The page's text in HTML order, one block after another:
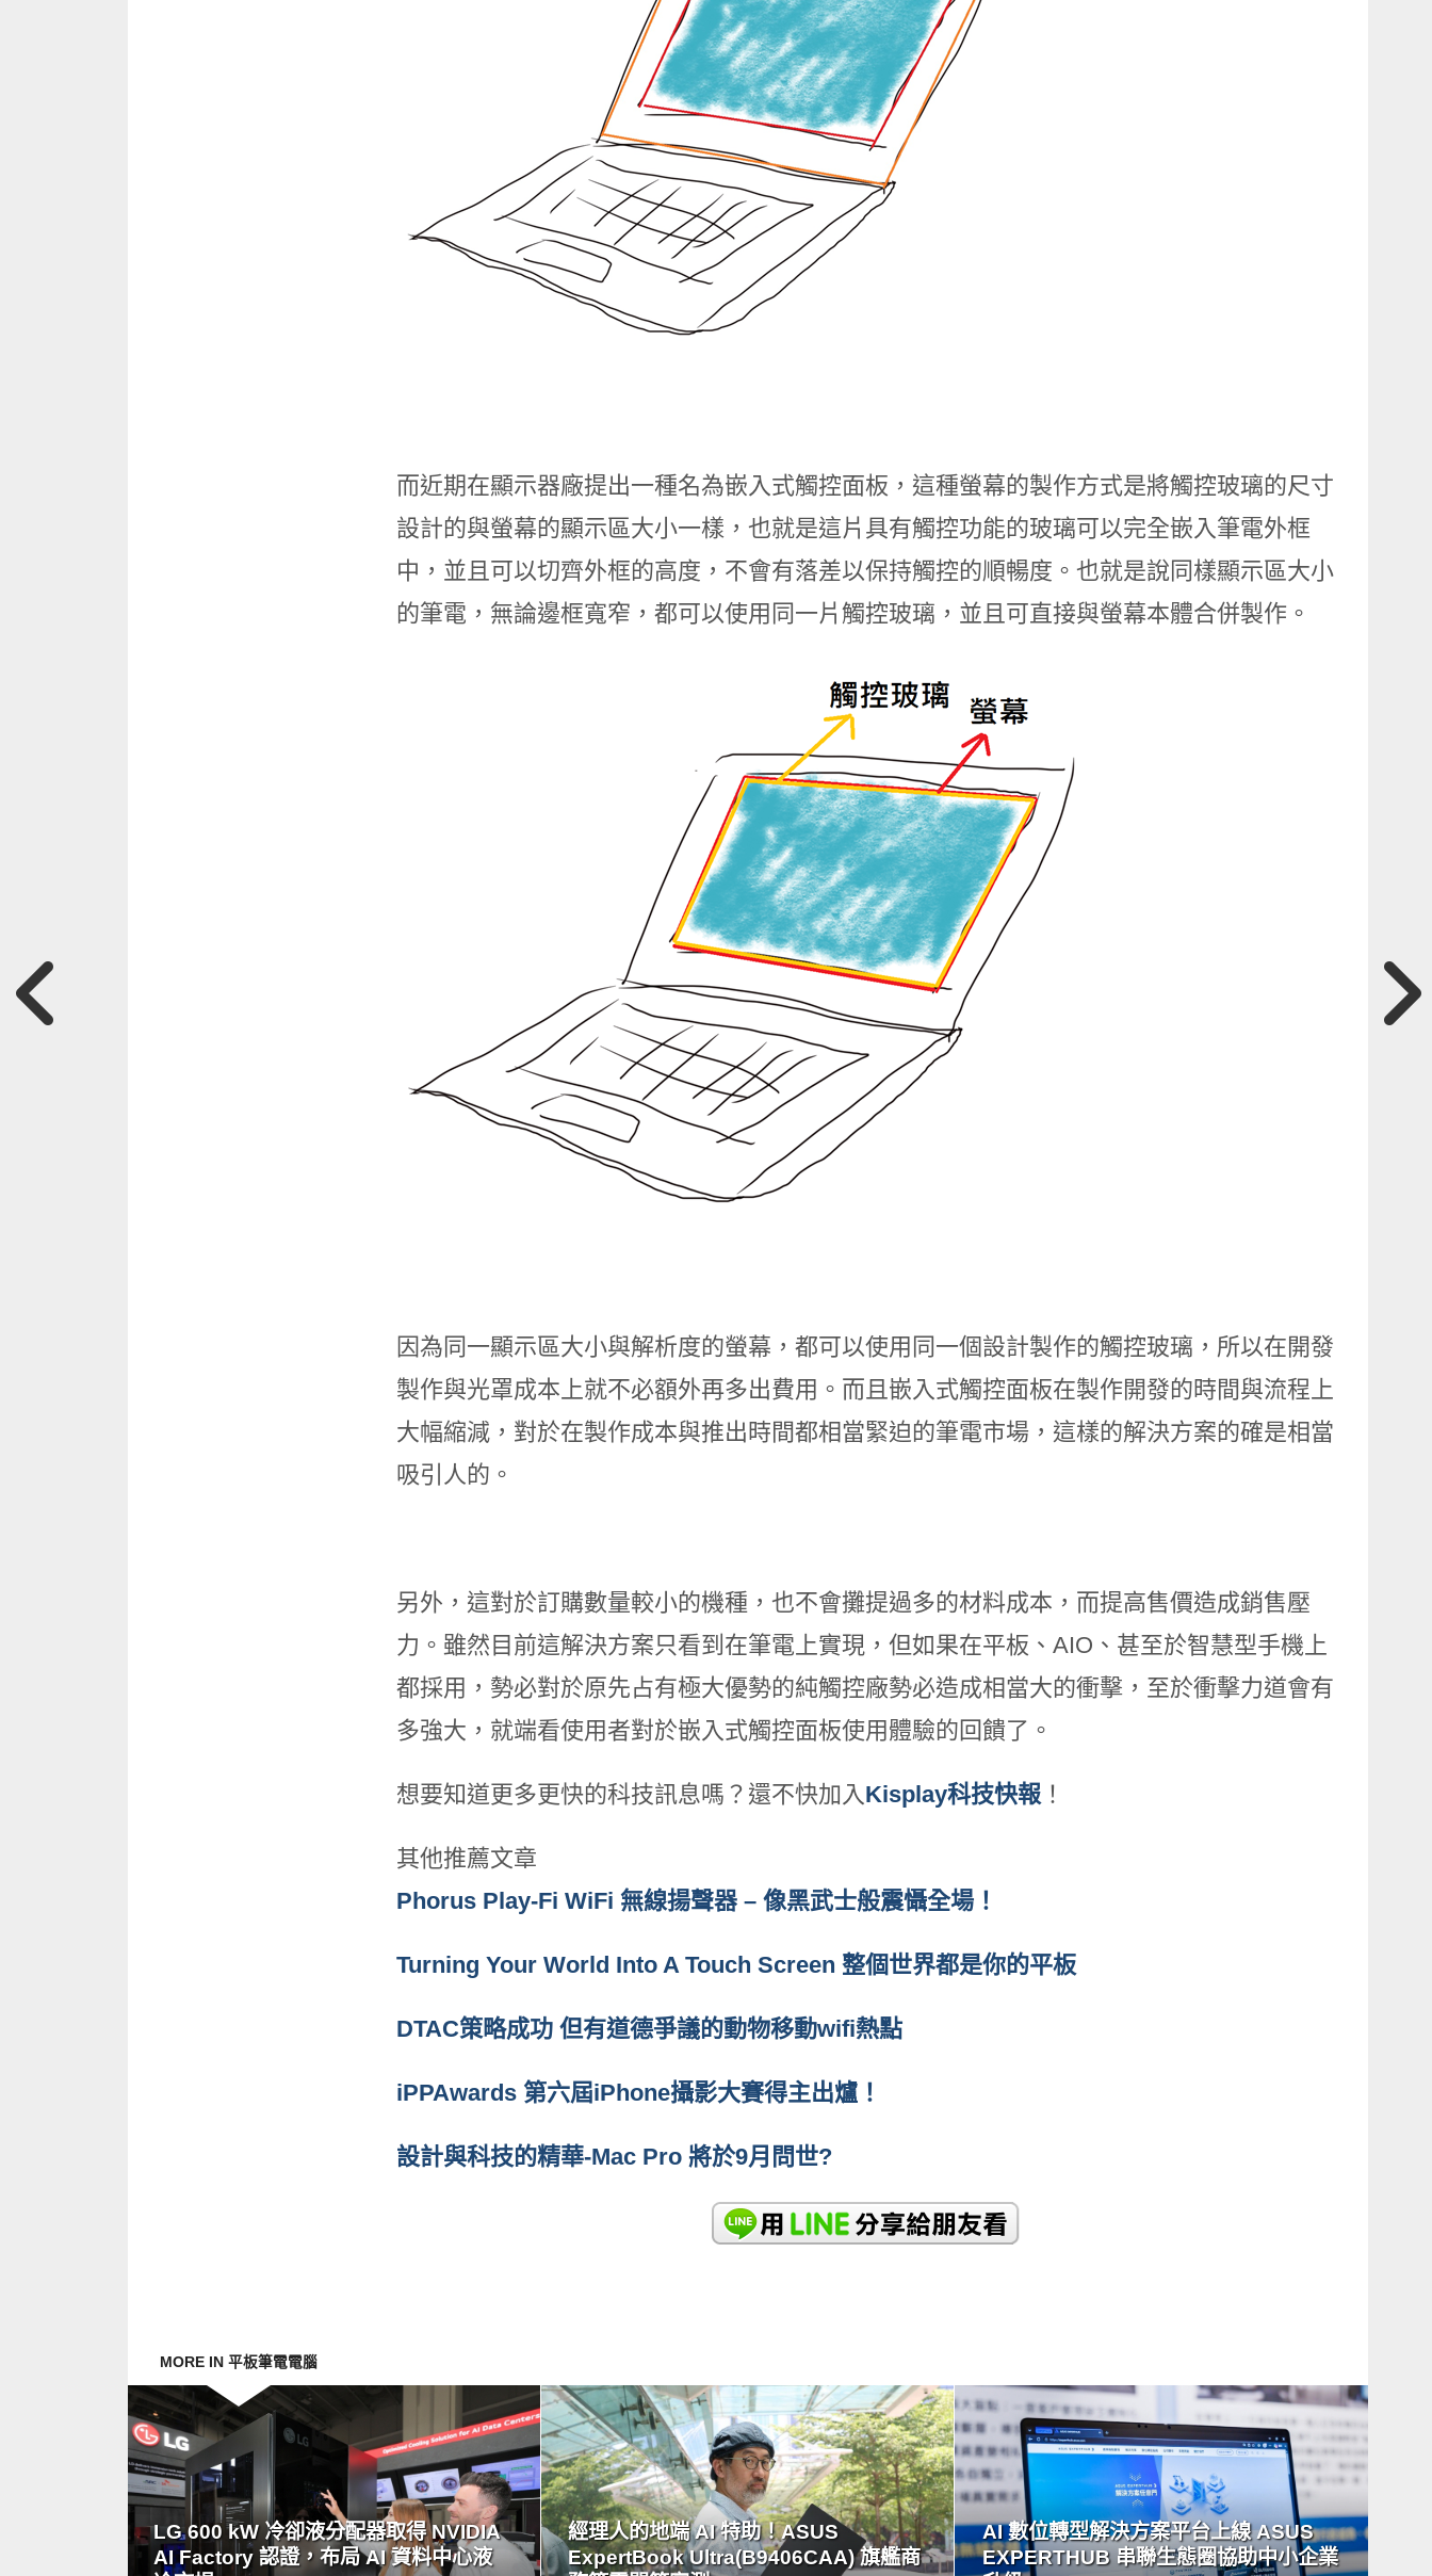
而近期在顯示器廠提出一種名為嵌入式觸控面板，這種螢幕的製作方式是將觸控玻璃的尺寸
設計的與螢幕的顯示區大小一樣，也就是這片具有觸控功能的玻璃可以完全嵌入筆電外框
中，並且可以切齊外框的高度，不會有落差以保持觸控的順暢度。也就是說同樣顯示區大小
的筆電，無論邊框寬窄，都可以使用同一片觸控玻璃，並且可直接與螢幕本體合併製作。
因為同一顯示區大小與解析度的螢幕，都可以使用同一個設計製作的觸控玻璃，所以在開發
製作與光罩成本上就不必額外再多出費用。而且嵌入式觸控面板在製作開發的時間與流程上
大幅縮減，對於在製作成本與推出時間都相當緊迫的筆電市場，這樣的解決方案的確是相當
吸引人的。
另外，這對於訂購數量較小的機種，也不會攤提過多的材料成本，而提高售價造成銷售壓
力。雖然目前這解決方案只看到在筆電上實現，但如果在平板、AIO、甚至於智慧型手機上
都採用，勢必對於原先占有極大優勢的純觸控廠勢必造成相當大的衝擊，至於衝擊力道會有
多強大，就端看使用者對於嵌入式觸控面板使用體驗的回饋了。
想要知道更多更快的科技訊息嗎？還不快加入Kisplay科技快報！
其他推薦文章
Phorus Play-Fi WiFi 無線揚聲器 – 像黑武士般震懾全場！
Turning Your World Into A Touch Screen 整個世界都是你的平板
DTAC策略成功 但有道德爭議的動物移動wifi熱點
iPPAwards 第六屆iPhone攝影大賽得主出爐！
設計與科技的精華-Mac Pro 將於9月問世?
MORE IN 平板筆電電腦
LG 600 kW 冷卻液分配器取得 NVIDIA
AI Factory 認證，布局 AI 資料中心液
READ
MORE
經理人的地端 AI 特助！ASUS
ExpertBook Ultra(B9406CAA) 旗艦商
READ
MORE
AI 數位轉型解決方案平台上線 ASUS
EXPERTHUB 串聯生態圈協助中小企業
READ
MORE